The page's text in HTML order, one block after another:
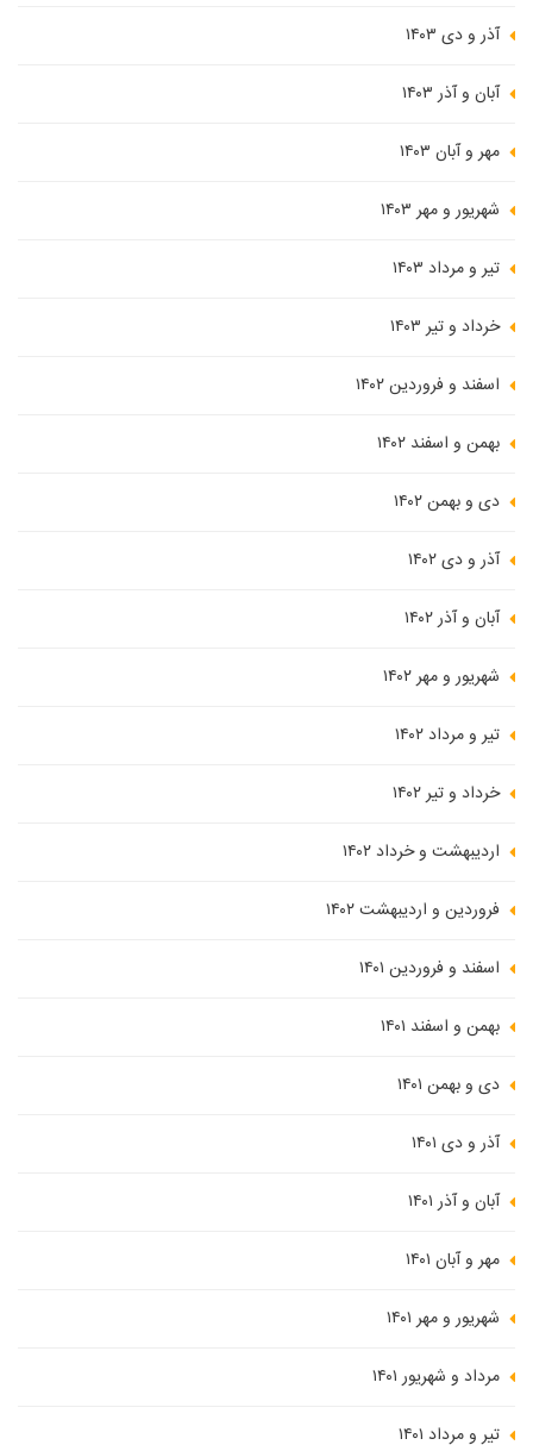
آذر و دی ۱۴۰۳
آبان و آذر ۱۴۰۳
مهر و آبان ۱۴۰۳
شهریور و مهر ۱۴۰۳
تیر و مرداد ۱۴۰۳
خرداد و تیر ۱۴۰۳
اسفند و فروردین ۱۴۰۲
بهمن و اسفند ۱۴۰۲
دی و بهمن ۱۴۰۲
آذر و دی ۱۴۰۲
آبان و آذر ۱۴۰۲
شهریور و مهر ۱۴۰۲
تیر و مرداد ۱۴۰۲
خرداد و تیر ۱۴۰۲
اردیبهشت و خرداد ۱۴۰۲
فروردین و اردیبهشت ۱۴۰۲
اسفند و فروردین ۱۴۰۱
بهمن و اسفند ۱۴۰۱
دی و بهمن ۱۴۰۱
آذر و دی ۱۴۰۱
آبان و آذر ۱۴۰۱
مهر و آبان ۱۴۰۱
شهریور و مهر ۱۴۰۱
مرداد و شهریور ۱۴۰۱
تیر و مرداد ۱۴۰۱